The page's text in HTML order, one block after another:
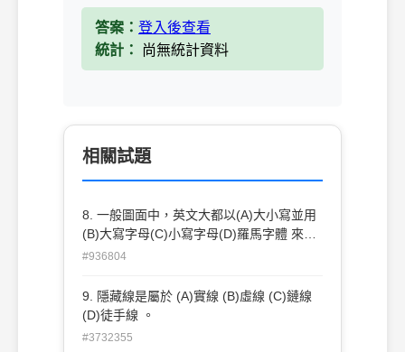
答案： 登入後查看
統計：
尚無統計資料
相關試題
8. 一般圖面中，英文大都以(A)大小寫並用
(B)大寫字母(C)小寫字母(D)羅馬字體 來表
示。
#936804
9. 隱藏線是屬於 (A)實線 (B)虛線 (C)鏈線
(D)徒手線 。
#3732355